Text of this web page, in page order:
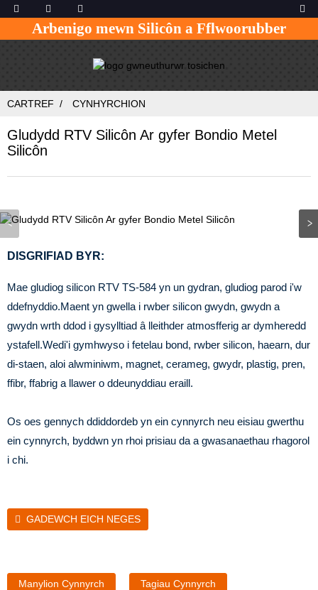
Arbenigo mewn Silicôn a Fflwoorubber
CARTREF CYNHYRCHION
Gludydd RTV Silicôn Ar gyfer Bondio Metel
Silicôn
DISGRIFIAD BYR:
Mae gludiog silicon RTV TS-584 yn un gydran, gludiog parod i'w
ddefnyddio.Maent yn gwella i rwber silicon gwydn, gwydn a
gwydn wrth ddod i gysylltiad â lleithder atmosfferig ar dymheredd
ystafell.Wedi'i gymhwyso i fetelau bond, rwber silicon, haearn, dur
di-staen, aloi alwminiwm, magnet, cerameg, gwydr, plastig, pren,
ffibr, ffabrig a llawer o ddeunyddiau eraill.
Os oes gennych ddiddordeb yn ein cynnyrch neu eisiau gwerthu
ein cynnyrch, byddwn yn rhoi prisiau da a gwasanaethau rhagorol
i chi.
GADEWCH EICH NEGES
Manylion Cynnyrch Tagiau Cynnyrch